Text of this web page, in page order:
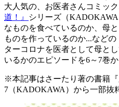
大人気の、お医者さんコミッ
道！』
シリーズ（
なものを食べているのか、母
ものを作っているのか...など
ターコロナを医者として母と
いるかのエピソードを6～7巻
※本記事はさーたり著の書籍
7（KADOKAWA）から一部抜